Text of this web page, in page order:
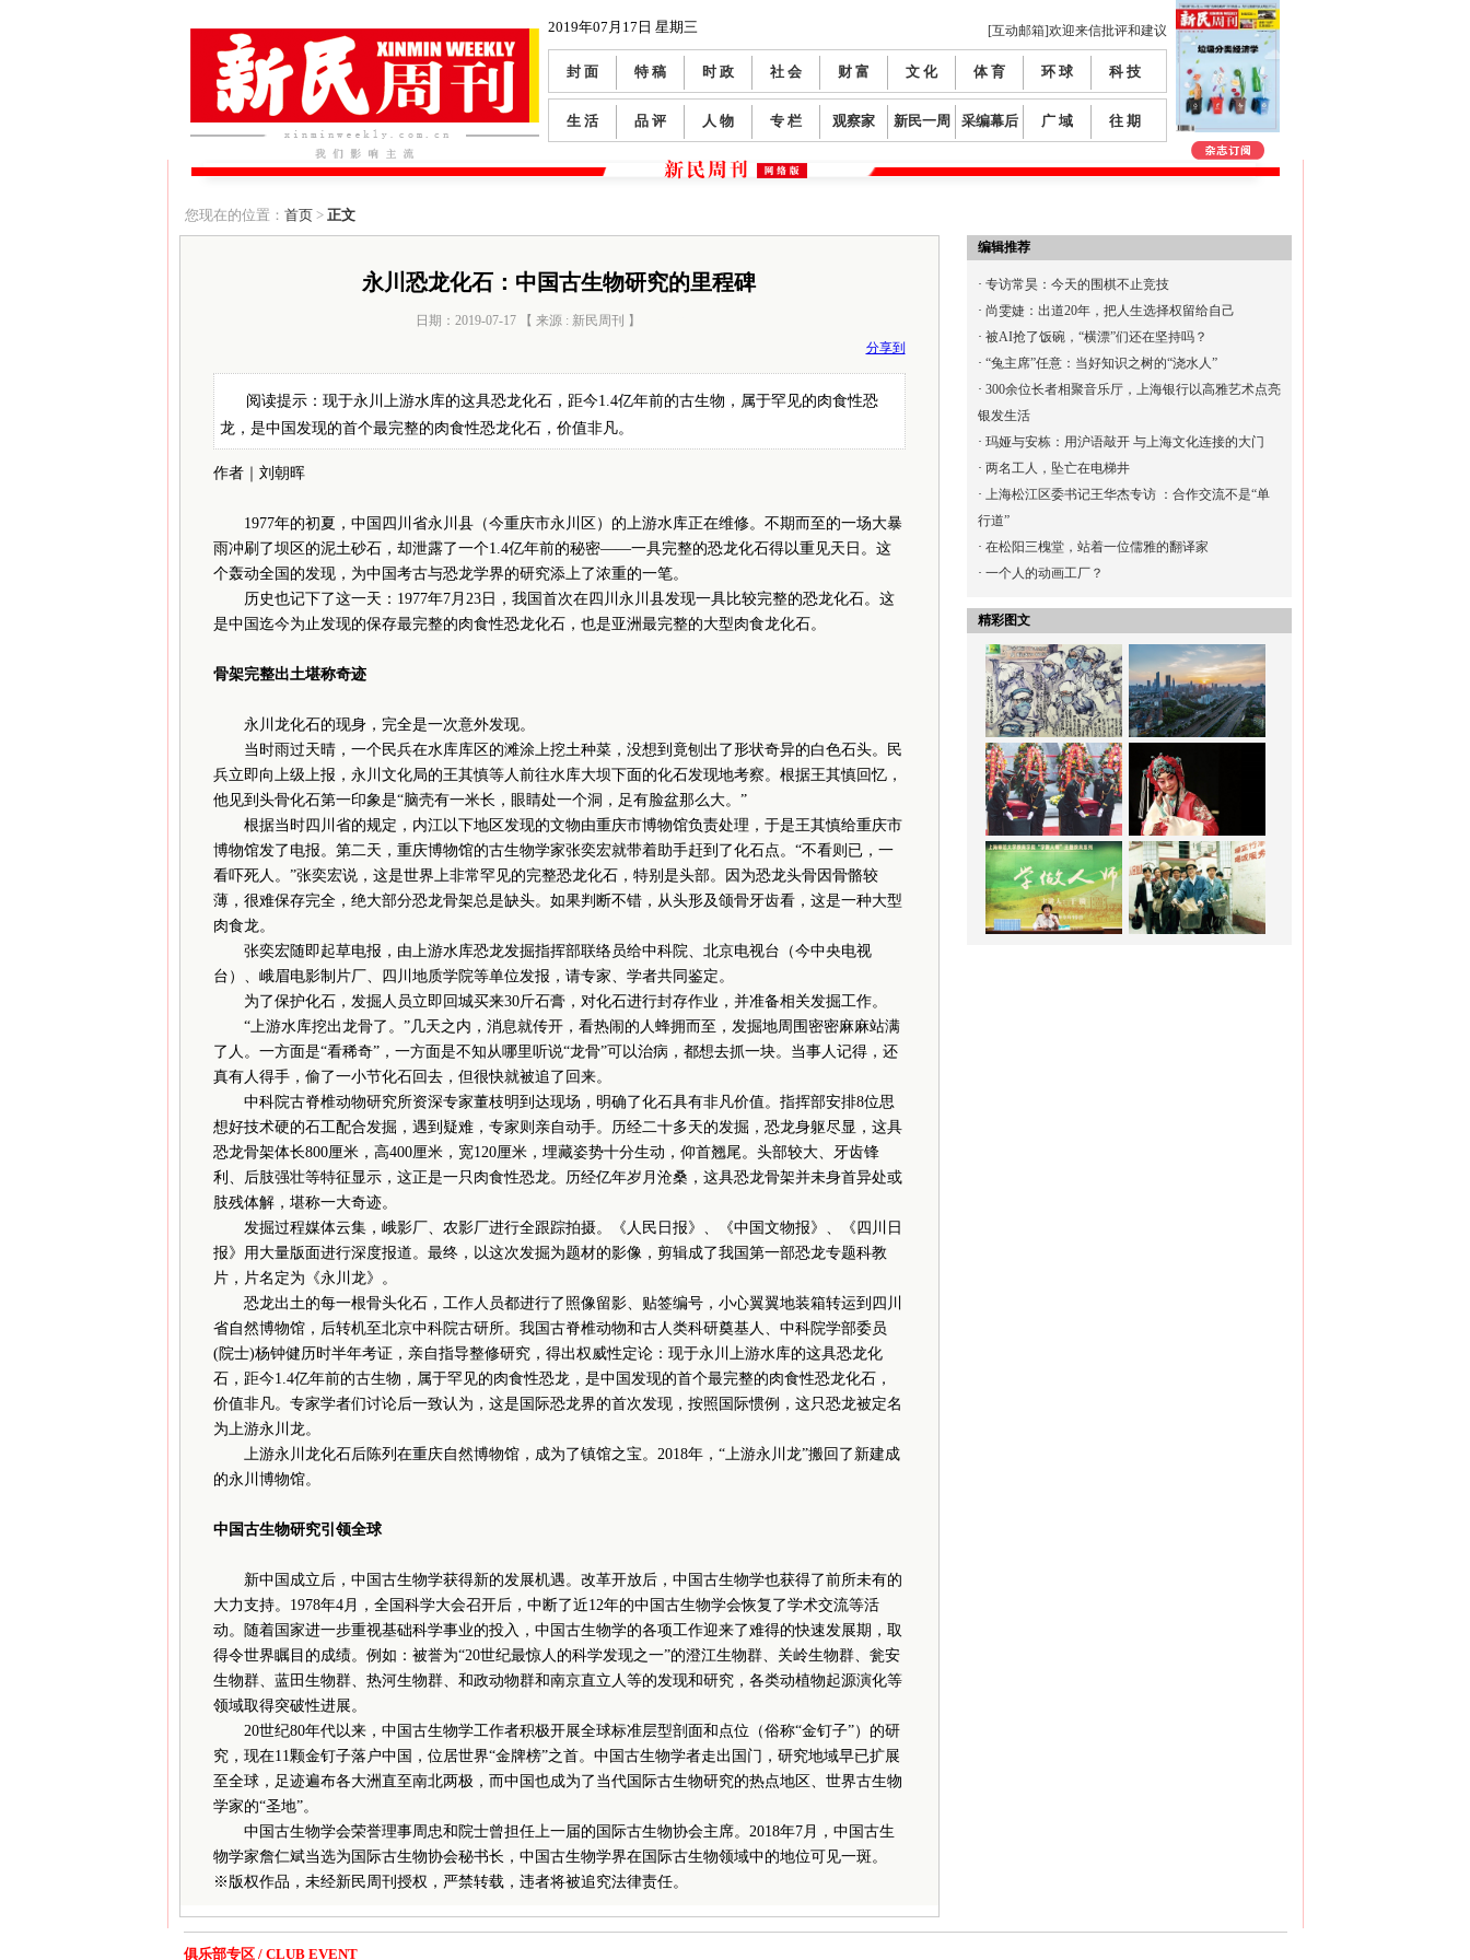
2019年07月17日 星期三 [互动邮箱]欢迎来信批评和建议
封 面 特 稿 时 政 社 会 财 富 文 化 体 育 环 球 科 技
生 活 品 评 人 物 专 栏 观察家 新民一周 采编幕后 广 域 往 期
您现在的位置： 首页> 正文
永川恐龙化石：中国古生物研究的里程碑
日期：2019-07-17 【 来源 : 新民周刊 】
分享到
阅读提示：现于永川上游水库的这具恐龙化石，距今1.4亿年前的古生物，属于罕见的肉食性恐
龙，是中国发现的首个最完整的肉食性恐龙化石，价值非凡。
作者｜刘朝晖
1977年的初夏，中国四川省永川县（今重庆市永川区）的上游水库正在维修。不期而至的一场大暴
雨冲刷了坝区的泥土砂石，却泄露了一个1.4亿年前的秘密——一具完整的恐龙化石得以重见天日。这
个轰动全国的发现，为中国考古与恐龙学界的研究添上了浓重的一笔。
历史也记下了这一天：1977年7月23日，我国首次在四川永川县发现一具比较完整的恐龙化石。这
是中国迄今为止发现的保存最完整的肉食性恐龙化石，也是亚洲最完整的大型肉食龙化石。
骨架完整出土堪称奇迹
永川龙化石的现身，完全是一次意外发现。
当时雨过天晴，一个民兵在水库库区的滩涂上挖土种菜，没想到竟刨出了形状奇异的白色石头。民
兵立即向上级上报，永川文化局的王其慎等人前往水库大坝下面的化石发现地考察。根据王其慎回忆，
他见到头骨化石第一印象是“脑壳有一米长，眼睛处一个洞，足有脸盆那么大。”
根据当时四川省的规定，内江以下地区发现的文物由重庆市博物馆负责处理，于是王其慎给重庆市
博物馆发了电报。第二天，重庆博物馆的古生物学家张奕宏就带着助手赶到了化石点。“不看则已，一
看吓死人。”张奕宏说，这是世界上非常罕见的完整恐龙化石，特别是头部。因为恐龙头骨因骨骼较
薄，很难保存完全，绝大部分恐龙骨架总是缺头。如果判断不错，从头形及颌骨牙齿看，这是一种大型
肉食龙。
张奕宏随即起草电报，由上游水库恐龙发掘指挥部联络员给中科院、北京电视台（今中央电视
台）、峨眉电影制片厂、四川地质学院等单位发报，请专家、学者共同鉴定。
为了保护化石，发掘人员立即回城买来30斤石膏，对化石进行封存作业，并准备相关发掘工作。
“上游水库挖出龙骨了。”几天之内，消息就传开，看热闹的人蜂拥而至，发掘地周围密密麻麻站满
了人。一方面是“看稀奇”，一方面是不知从哪里听说“龙骨”可以治病，都想去抓一块。当事人记得，还
真有人得手，偷了一小节化石回去，但很快就被追了回来。
中科院古脊椎动物研究所资深专家董枝明到达现场，明确了化石具有非凡价值。指挥部安排8位思
想好技术硬的石工配合发掘，遇到疑难，专家则亲自动手。历经二十多天的发掘，恐龙身躯尽显，这具
恐龙骨架体长800厘米，高400厘米，宽120厘米，埋藏姿势十分生动，仰首翘尾。头部较大、牙齿锋
利、后肢强壮等特征显示，这正是一只肉食性恐龙。历经亿年岁月沧桑，这具恐龙骨架并未身首异处或
肢残体解，堪称一大奇迹。
发掘过程媒体云集，峨影厂、农影厂进行全跟踪拍摄。《人民日报》、《中国文物报》、《四川日
报》用大量版面进行深度报道。最终，以这次发掘为题材的影像，剪辑成了我国第一部恐龙专题科教
片，片名定为《永川龙》。
恐龙出土的每一根骨头化石，工作人员都进行了照像留影、贴签编号，小心翼翼地装箱转运到四川
省自然博物馆，后转机至北京中科院古研所。我国古脊椎动物和古人类科研奠基人、中科院学部委员
(院士)杨钟健历时半年考证，亲自指导整修研究，得出权威性定论：现于永川上游水库的这具恐龙化
石，距今1.4亿年前的古生物，属于罕见的肉食性恐龙，是中国发现的首个最完整的肉食性恐龙化石，
价值非凡。专家学者们讨论后一致认为，这是国际恐龙界的首次发现，按照国际惯例，这只恐龙被定名
为上游永川龙。
上游永川龙化石后陈列在重庆自然博物馆，成为了镇馆之宝。2018年，“上游永川龙”搬回了新建成
的永川博物馆。
中国古生物研究引领全球
新中国成立后，中国古生物学获得新的发展机遇。改革开放后，中国古生物学也获得了前所未有的
大力支持。1978年4月，全国科学大会召开后，中断了近12年的中国古生物学会恢复了学术交流等活
动。随着国家进一步重视基础科学事业的投入，中国古生物学的各项工作迎来了难得的快速发展期，取
得令世界瞩目的成绩。例如：被誉为“20世纪最惊人的科学发现之一”的澄江生物群、关岭生物群、瓮安
生物群、蓝田生物群、热河生物群、和政动物群和南京直立人等的发现和研究，各类动植物起源演化等
领域取得突破性进展。
20世纪80年代以来，中国古生物学工作者积极开展全球标准层型剖面和点位（俗称“金钉子”）的研
究，现在11颗金钉子落户中国，位居世界“金牌榜”之首。中国古生物学者走出国门，研究地域早已扩展
至全球，足迹遍布各大洲直至南北两极，而中国也成为了当代国际古生物研究的热点地区、世界古生物
学家的“圣地”。
中国古生物学会荣誉理事周忠和院士曾担任上一届的国际古生物协会主席。2018年7月，中国古生
物学家詹仁斌当选为国际古生物协会秘书长，中国古生物学界在国际古生物领域中的地位可见一斑。
※ 版权作品，未经新民周刊授权，严禁转载，违者将被追究法律责任。
编辑推荐
· 专访常昊：今天的围棋不止竞技
· 尚雯婕：出道20年，把人生选择权留给自己
· 被AI抢了饭碗，“横漂”们还在坚持吗？
· “兔主席”任意：当好知识之树的“浇水人”
· 300余位长者相聚音乐厅，上海银行以高雅艺术点亮
银发生活
· 玛娅与安栋：用沪语敲开 与上海文化连接的大门
· 两名工人，坠亡在电梯井
· 上海松江区委书记王华杰专访 ：合作交流不是“单
行道”
· 在松阳三槐堂，站着一位儒雅的翻译家
· 一个人的动画工厂？
精彩图文
俱乐部专区 / CLUB EVENT